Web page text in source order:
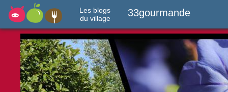
Les blogs
du village
33gourmande